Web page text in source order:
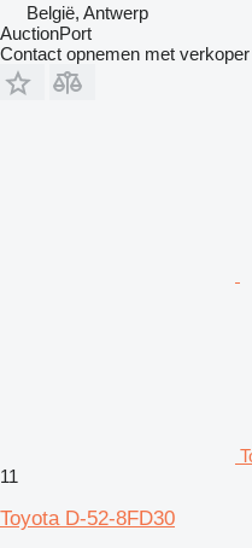
België, Antwerp
AuctionPort
Contact opnemen met verkoper
11
Toyota D-52-8FD30